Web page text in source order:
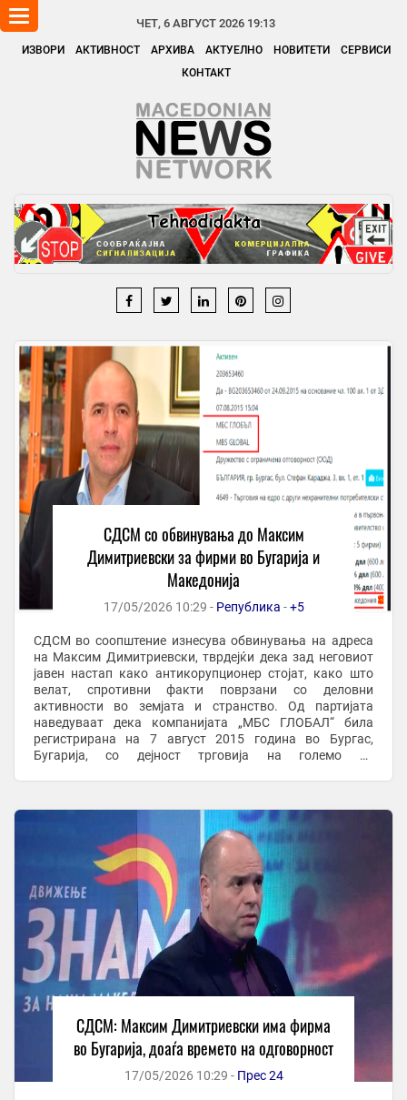
ЧЕТ, 6 АВГУСТ 2026 19:13
ИЗВОРИ АКТИВНОСТ АРХИВА АКТУЕЛНО НОВИТЕТИ
СЕРВИСИ
КОНТАКТ
Toggle
navigation
СДСМ со обвинувања до Максим
Димитриевски за фирми во Бугарија и
Македонија
17/05/2026 10:29 - Република -+5
СДСМ во соопштение изнесува обвинувања на адреса
на Максим Димитриевски, тврдејќи дека зад неговиот
јавен настап како антикорупционер стојат, како што
велат, спротивни факти поврзани со деловни
активности во земјата и странство. Од партијата
наведуваат дека компанијата „МБС ГЛОБАЛ“ била
регистрирана на 7 август 2015 година во Бургас,
Бугарија, со дејност трговија на големо со
СДСМ: Максим Димитриевски има фирма
во Бугарија, доаѓа времето на одговорност
17/05/2026 10:29 - Прес 24